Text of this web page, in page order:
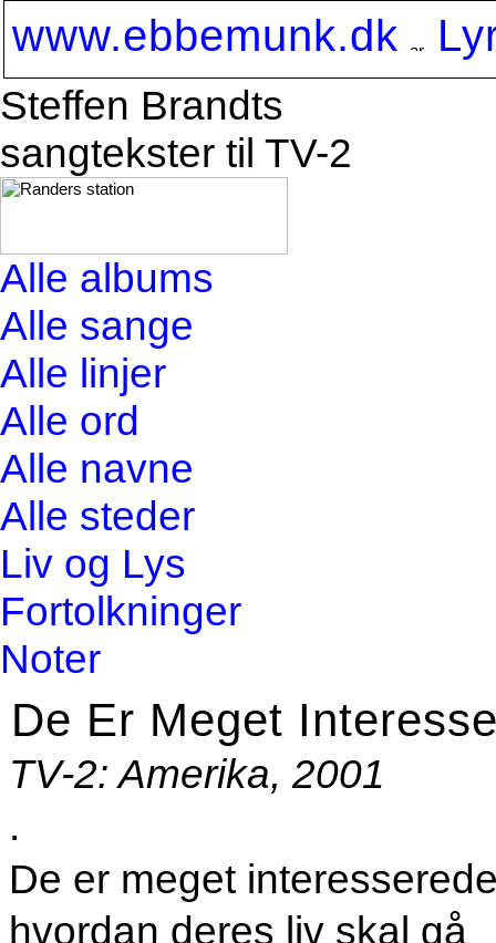
www.ebbemunk.dk
Steffen Brandts
sangtekster til TV-2
Alle albums
Alle sange
Alle linjer
Alle ord
Alle navne
Alle steder
Liv og Lys
Fortolkninger
Noter
De Er Meget
TV-2: Amerika, 2001
.
De er meget
hvordan deres liv skal gå